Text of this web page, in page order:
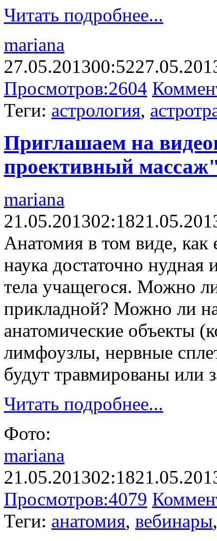
Читать подробнее...
mariana
27.05.201300:52
Просмотров:2604
Теги: астрология,
Приглашаем на
проективный
mariana
21.05.201302:18
Анатомия в том виде, как
наука достаточно нудная
тела учащегося. Можно
прикладной? Можно ли
анатомические объекты
лимфоузлы, нервные
будут травмированы или
Читать подробнее...
Фото:
mariana
21.05.201302:18
Просмотров:4079
Теги: анатомия, вебинары